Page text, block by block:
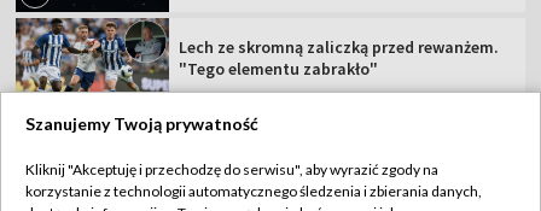
Lech ze skromną zaliczką przed rewanżem.
"Tego elementu zabrakło"
TVP
Szanujemy Twoją prywatność
Kliknij "Akceptuję i przechodzę do serwisu", aby wyrazić zgody na
korzystanie z technologii automatycznego śledzenia i zbierania danych,